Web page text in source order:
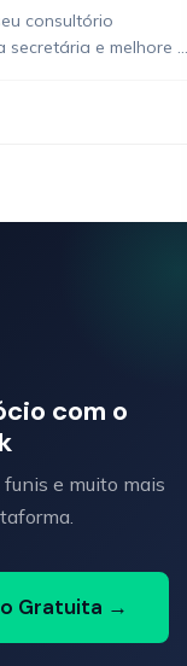
consultório
secretária e melhore a
com o
e muito mais
Gratuita →